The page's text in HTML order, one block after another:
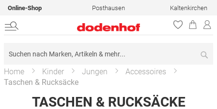
Online-Shop Posthausen Kaltenkirchen
Home Kinder Jungen
Accessoires
Taschen & Rucksäcke
TASCHEN & RUCKSÄCKE